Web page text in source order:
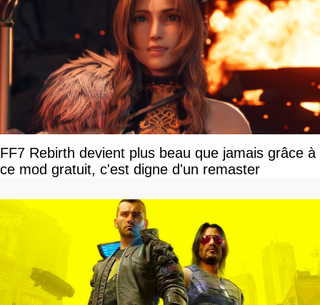
FF7 Rebirth devient plus beau que jamais grâce à
ce mod gratuit, c'est digne d'un remaster